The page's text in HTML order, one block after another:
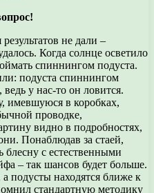
не дали –
Когда солнце осветило
спиннингом подуста.
подуста спиннингом
у нас-то он ловится.
имевшуюся в коробках,
проводке,
видно в подробностях,
Понаблюдав за стаей,
блесну с естественными
– так шансов будет больше.
подусты находятся ближе к
стандартную методику